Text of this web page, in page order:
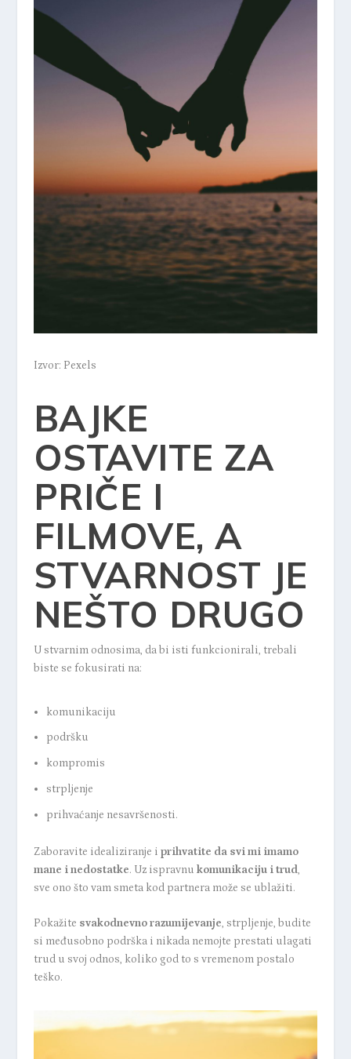
Izvor: Pexels
BAJKE
OSTAVITE ZA
PRIČE I
FILMOVE, A
STVARNOST JE
NEŠTO DRUGO
U stvarnim odnosima, da bi isti funkcionirali, trebali
biste se fokusirati na:
komunikaciju
podršku
kompromis
strpljenje
prihvaćanje nesavršenosti.
Zaboravite idealiziranje i prihvatite da svi mi imamo
mane i nedostatke. Uz ispravnu komunikaciju i trud,
sve ono što vam smeta kod partnera može se ublažiti.
Pokažite svakodnevno razumijevanje, strpljenje, budite
si međusobno podrška i nikada nemojte prestati ulagati
trud u svoj odnos, koliko god to s vremenom postalo
teško.